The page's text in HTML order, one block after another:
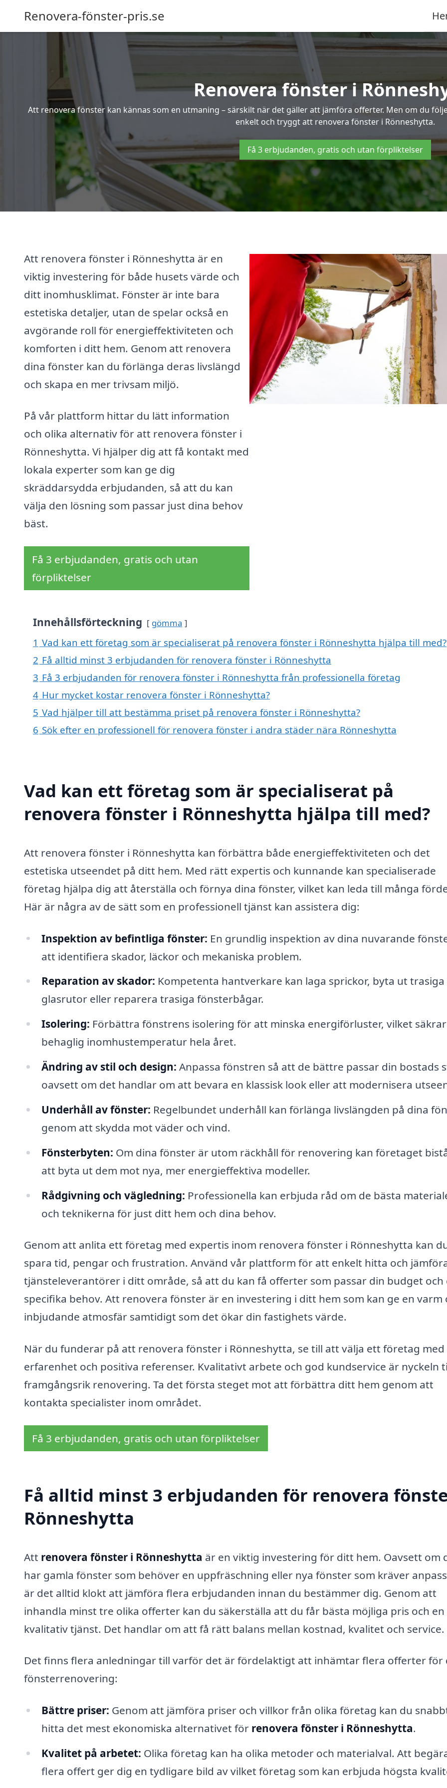
Renovera-fönster-pris.se
Renovera fönster i
Att renovera fönster kan kännas som en utmaning – särskilt när det gäller att jämföra offerter. Men om du
enkelt och tryggt att renovera fönster i Rönneshytta.
Få 3 erbjudanden, gratis och utan förpliktelser
Att renovera fönster i Rönneshytta är en
viktig investering för både husets värde och
ditt inomhusklimat. Fönster är inte bara
estetiska detaljer, utan de spelar också en
avgörande roll för energieffektiviteten och
komforten i ditt hem. Genom att renovera
dina fönster kan du förlänga deras livslängd
och skapa en mer trivsam miljö.
På vår plattform hittar du lätt information
och olika alternativ för att renovera fönster i
Rönneshytta. Vi hjälper dig att få kontakt med
lokala experter som kan ge dig
skräddarsydda erbjudanden, så att du kan
välja den lösning som passar just dina behov
bäst.
Få 3 erbjudanden, gratis och utan
förpliktelser
Innehållsförteckning gömma
1 Vad kan ett företag som är specialiserat på renovera fönster i Rönneshytta hjälpa till med?
2 Få alltid minst 3 erbjudanden för renovera fönster i Rönneshytta
3 Få 3 erbjudanden för renovera fönster i Rönneshytta från professionella företag
4 Hur mycket kostar renovera fönster i Rönneshytta?
5 Vad hjälper till att bestämma priset på renovera fönster i Rönneshytta?
6 Sök efter en professionell för renovera fönster i andra städer nära Rönneshytta
Vad kan ett företag som är specialiserat på
renovera fönster i Rönneshytta hjälpa till med?
Att renovera fönster i Rönneshytta kan förbättra både energi­effektiviteten och det
estetiska utseendet på ditt hem. Med rätt expertis och kunnande kan specialiserade
företag hjälpa dig att återställa och förnya dina fönster, vilket kan leda till många
Här är några av de sätt som en professionell tjänst kan assistera dig:
Inspektion av befintliga fönster: En grundlig inspektion av dina nuvarande
att identifiera skador, läckor och mekaniska problem.
Reparation av skador: Kompetenta hantverkare kan laga sprickor, byta ut trasiga
glasrutor eller reparera trasiga fönsterbågar.
Isolering: Förbättra fönstrens isolering för att minska energiförluster, vilket
behaglig inomhustemperatur hela året.
Ändring av stil och design: Anpassa fönstren så att de bättre passar din bostads
oavsett om det handlar om att bevara en klassisk look eller att modernisera
Underhåll av fönster: Regelbundet underhåll kan förlänga livslängden på dina
genom att skydda mot väder och vind.
Fönsterbyten: Om dina fönster är utom räckhåll för renovering kan företaget
att byta ut dem mot nya, mer energieffektiva modeller.
Rådgivning och vägledning: Professionella kan erbjuda råd om de bästa
och teknikerna för just ditt hem och dina behov.
Genom att anlita ett företag med expertis inom renovera fönster i Rönneshytta kan
spara tid, pengar och frustration. Använd vår plattform för att enkelt hitta och
tjänsteleverantörer i ditt område, så att du kan få offerter som passar din budget och
specifika behov. Att renovera fönster är en investering i ditt hem som kan ge en varm
inbjudande atmosfär samtidigt som det ökar din fastighets värde.
När du funderar på att renovera fönster i Rönneshytta, se till att välja ett företag med
erfarenhet och positiva referenser. Kvalitativt arbete och god kundservice är nyckeln
framgångsrik renovering. Ta det första steget mot att förbättra ditt hem genom att
kontakta specialister inom området.
Få 3 erbjudanden, gratis och utan förpliktelser
Få alltid minst 3 erbjudanden för renovera
Rönneshytta
Att renovera fönster i Rönneshytta är en viktig investering för ditt hem. Oavsett om
har gamla fönster som behöver en uppfräschning eller nya fönster som kräver
är det alltid klokt att jämföra flera erbjudanden innan du bestämmer dig. Genom att
inhandla minst tre olika offerter kan du säkerställa att du får bästa möjliga pris och en
kvalitativ tjänst. Det handlar om att få rätt balans mellan kostnad, kvalitet och service.
Det finns flera anledningar till varför det är fördelaktigt att inhämtar flera offerter för
fönsterrenovering:
Bättre priser: Genom att jämföra priser och villkor från olika företag kan du
hitta det mest ekonomiska alternativet för renovera fönster i Rönneshytta.
Kvalitet på arbetet: Olika företag kan ha olika metoder och materialval. Att
flera offert ger dig en tydligare bild av vilket företag som kan erbjuda högsta